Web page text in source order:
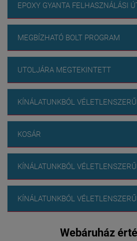
EPOXY GYANTA FELHASZNÁLÁSI
MEGBÍZHATÓ BOLT PROGRAM
UTOLJÁRA MEGTEKINTETT
KÍNÁLATUNKBÓL
KOSÁR
KÍNÁLATUNKBÓL
KÍNÁLATUNKBÓL
Webáruház